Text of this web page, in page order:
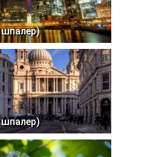
шпалер)
шпалер)